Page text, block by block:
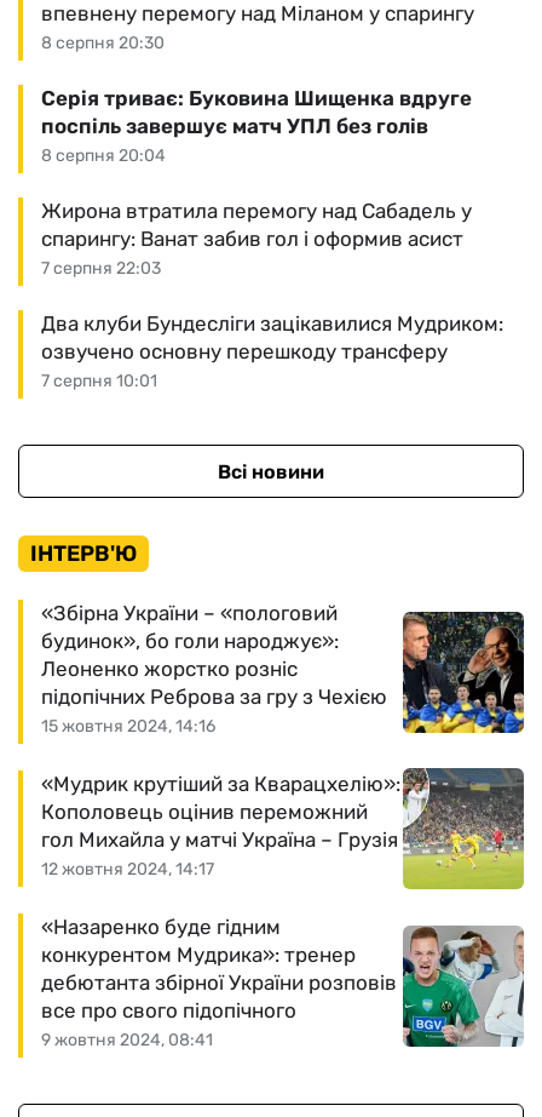
8 серпня 20:30
впевнену перемогу над Міланом у спарингу
8 серпня 20:04
Серія триває: Буковина Шищенка вдруге
поспіль завершує матч УПЛ без голів
7 серпня 22:03
Жирона втратила перемогу над Сабадель у
спарингу: Ванат забив гол і оформив асист
7 серпня 10:01
Два клуби Бундесліги зацікавилися Мудриком:
озвучено основну перешкоду трансферу
Всі новини
ІНТЕРВ'Ю
15 жовтня 2024, 14:16
«Збірна України – «пологовий
будинок», бо голи народжує»:
Леоненко жорстко розніс
підопічних Реброва за гру з Чехією
12 жовтня 2024, 14:17
«Мудрик крутіший за Кварацхелію»:
Кополовець оцінив переможний
гол Михайла у матчі Україна – Грузія
9 жовтня 2024, 08:41
«Назаренко буде гідним
конкурентом Мудрика»: тренер
дебютанта збірної України розповів
все про свого підопічного